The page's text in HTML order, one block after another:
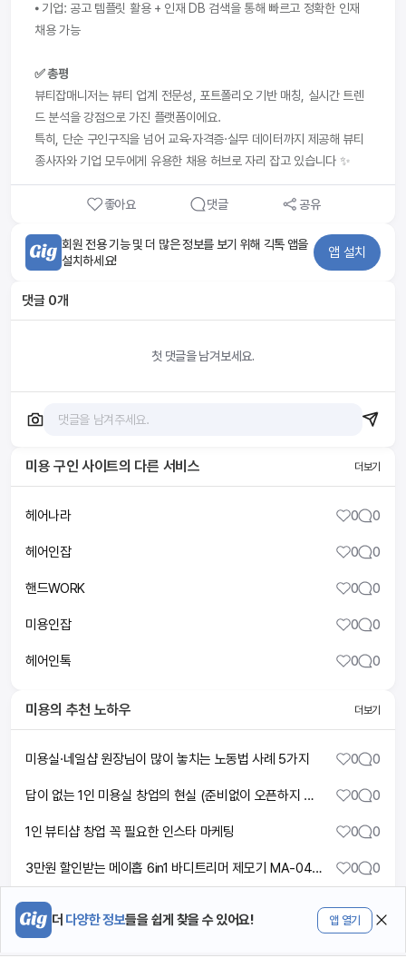
더 다양한 정보들을 쉽게 찾을 수 있어요! 앱 열기
⦁ 기업: 공고 템플릿 활용 + 인재 DB 검색을 통해 빠르고 정확한 인재
채용 가능
✅ 총평
뷰티잡매니저는 뷰티 업계 전문성, 포트폴리오 기반 매칭, 실시간 트렌
드 분석을 강점으로 가진 플랫폼이에요.
특히, 단순 구인구직을 넘어 교육·자격증·실무 데이터까지 제공해 뷰티
종사자와 기업 모두에게 유용한 채용 허브로 자리 잡고 있습니다 ✨
좋아요 댓글 공유
회원 전용 기능 및 더 많은 정보를 보기 위해 긱톡 앱을
설치하세요!
앱 설치
댓글 0개
첫 댓글을 남겨보세요.
미용 구인 사이트의 다른 서비스 더보기
헤어나라 0 0
헤어인잡 0 0
핸드WORK 0 0
미용인잡 0 0
헤어인톡 0 0
미용의 추천 노하우 더보기
미용실·네일샵 원장님이 많이 놓치는 노동법 사례 5가지 0 0
답이 없는 1인 미용실 창업의 현실 (준비없이 오픈하지 마세요) 0 0
1인 뷰티샵 창업 꼭 필요한 인스타 마케팅 0 0
3만원 할인받는 메이홉 6in1 바디트리머 제모기 MA-0400 오로라화이트 왁싱샵 대신 집에서 관리하세요 0 0
눈썹반영구 고무판 배워보기 (실제 수강 내용) 0